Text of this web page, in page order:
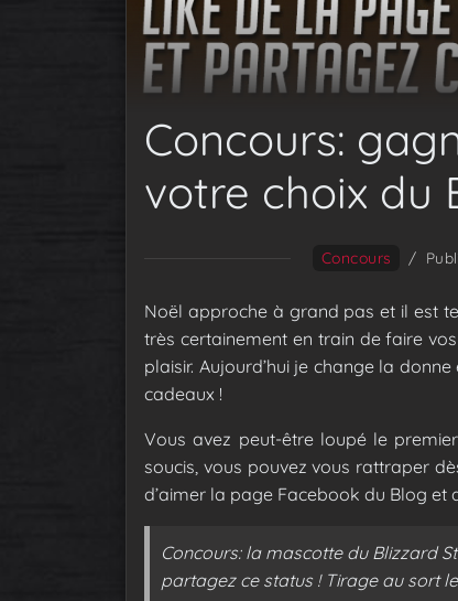
Concours:
votre choix du
Concours /
Noël approche à grand pas et il est
très certainement en train de faire
plaisir. Aujourd’hui je change la
cadeaux !
Vous avez peut-être loupé le
soucis, vous pouvez vous rattraper
d’aimer la page Facebook du Blog et
Concours: la mascotte du Blizzard
partagez ce status ! Tirage au sort